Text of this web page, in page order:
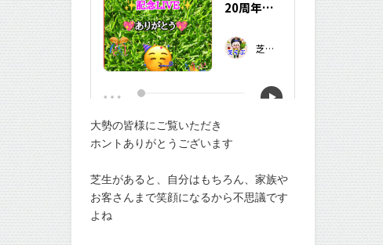
大勢の皆様にご覧いただき
ホントありがとうございます
芝生があると、自分はもちろん、家族や
お客さんまで笑顔になるから不思議です
よね